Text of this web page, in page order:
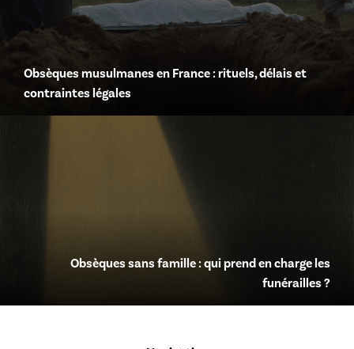
Obsèques musulmanes en France : rituels, délais et
contraintes légales
Obsèques sans famille : qui prend en charge les
funérailles ?